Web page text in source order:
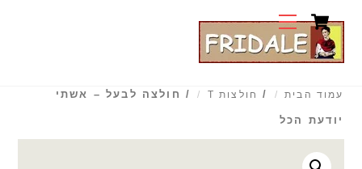
content
MenuCart
עמוד הבית / חולצות T / חולצה לבעל – אשתי
יודעת הכל